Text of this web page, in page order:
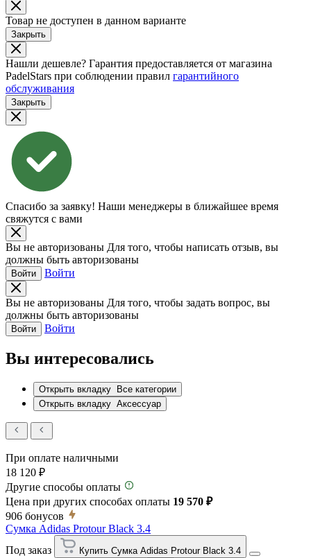
Товар не доступен в данном варианте
Закрыть
Нашли дешевле? Гарантия предоставляется от магазина
PadelStars при соблюдении правил гарантийного
обслуживания
Закрыть
Спасибо за заявку! Наши менеджеры в ближайшее время
свяжутся с вами
Вы не авторизованы Для того, чтобы написать отзыв, вы
должны быть авторизованы
Войти Войти
Вы не авторизованы Для того, чтобы задать вопрос, вы
должны быть авторизованы
Войти Войти
Вы интересовались
Открыть вкладку
Все категории
Открыть вкладку Аксессуар
При оплате наличными
18 120 ₽
Другие способы оплаты
Цена при других способах оплаты 19 570 ₽
906 бонусов
Сумка Adidas Protour Black 3.4
Под заказ
Купить Сумка Adidas Protour Black 3.4